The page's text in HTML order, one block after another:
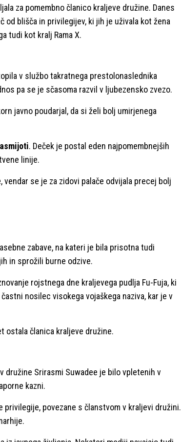
za pomembno članico kraljeve družine. Danes
od blišča in privilegijev, ki jih je uživala kot žena
tudi kot kralj Rama X.
v službo takratnega prestolonaslednika
pa se je sčasoma razvil v ljubezensko zvezo.
javno poudarjal, da si želi bolj umirjenega
. Deček je postal eden najpomembnejših
linije.
se je za zidovi palače odvijala precej bolj
zabave, na kateri je bila prisotna tudi
in sprožili burne odzive.
rojstnega dne kraljevega pudlja Fu-Fuja, ki
nosilec visokega vojaškega naziva, kar je v
ostala članica kraljeve družine.
družine Srirasmi Suwadee je bilo vpletenih v
kazni.
privilegije, povezane s članstvom v kraljevi družini.